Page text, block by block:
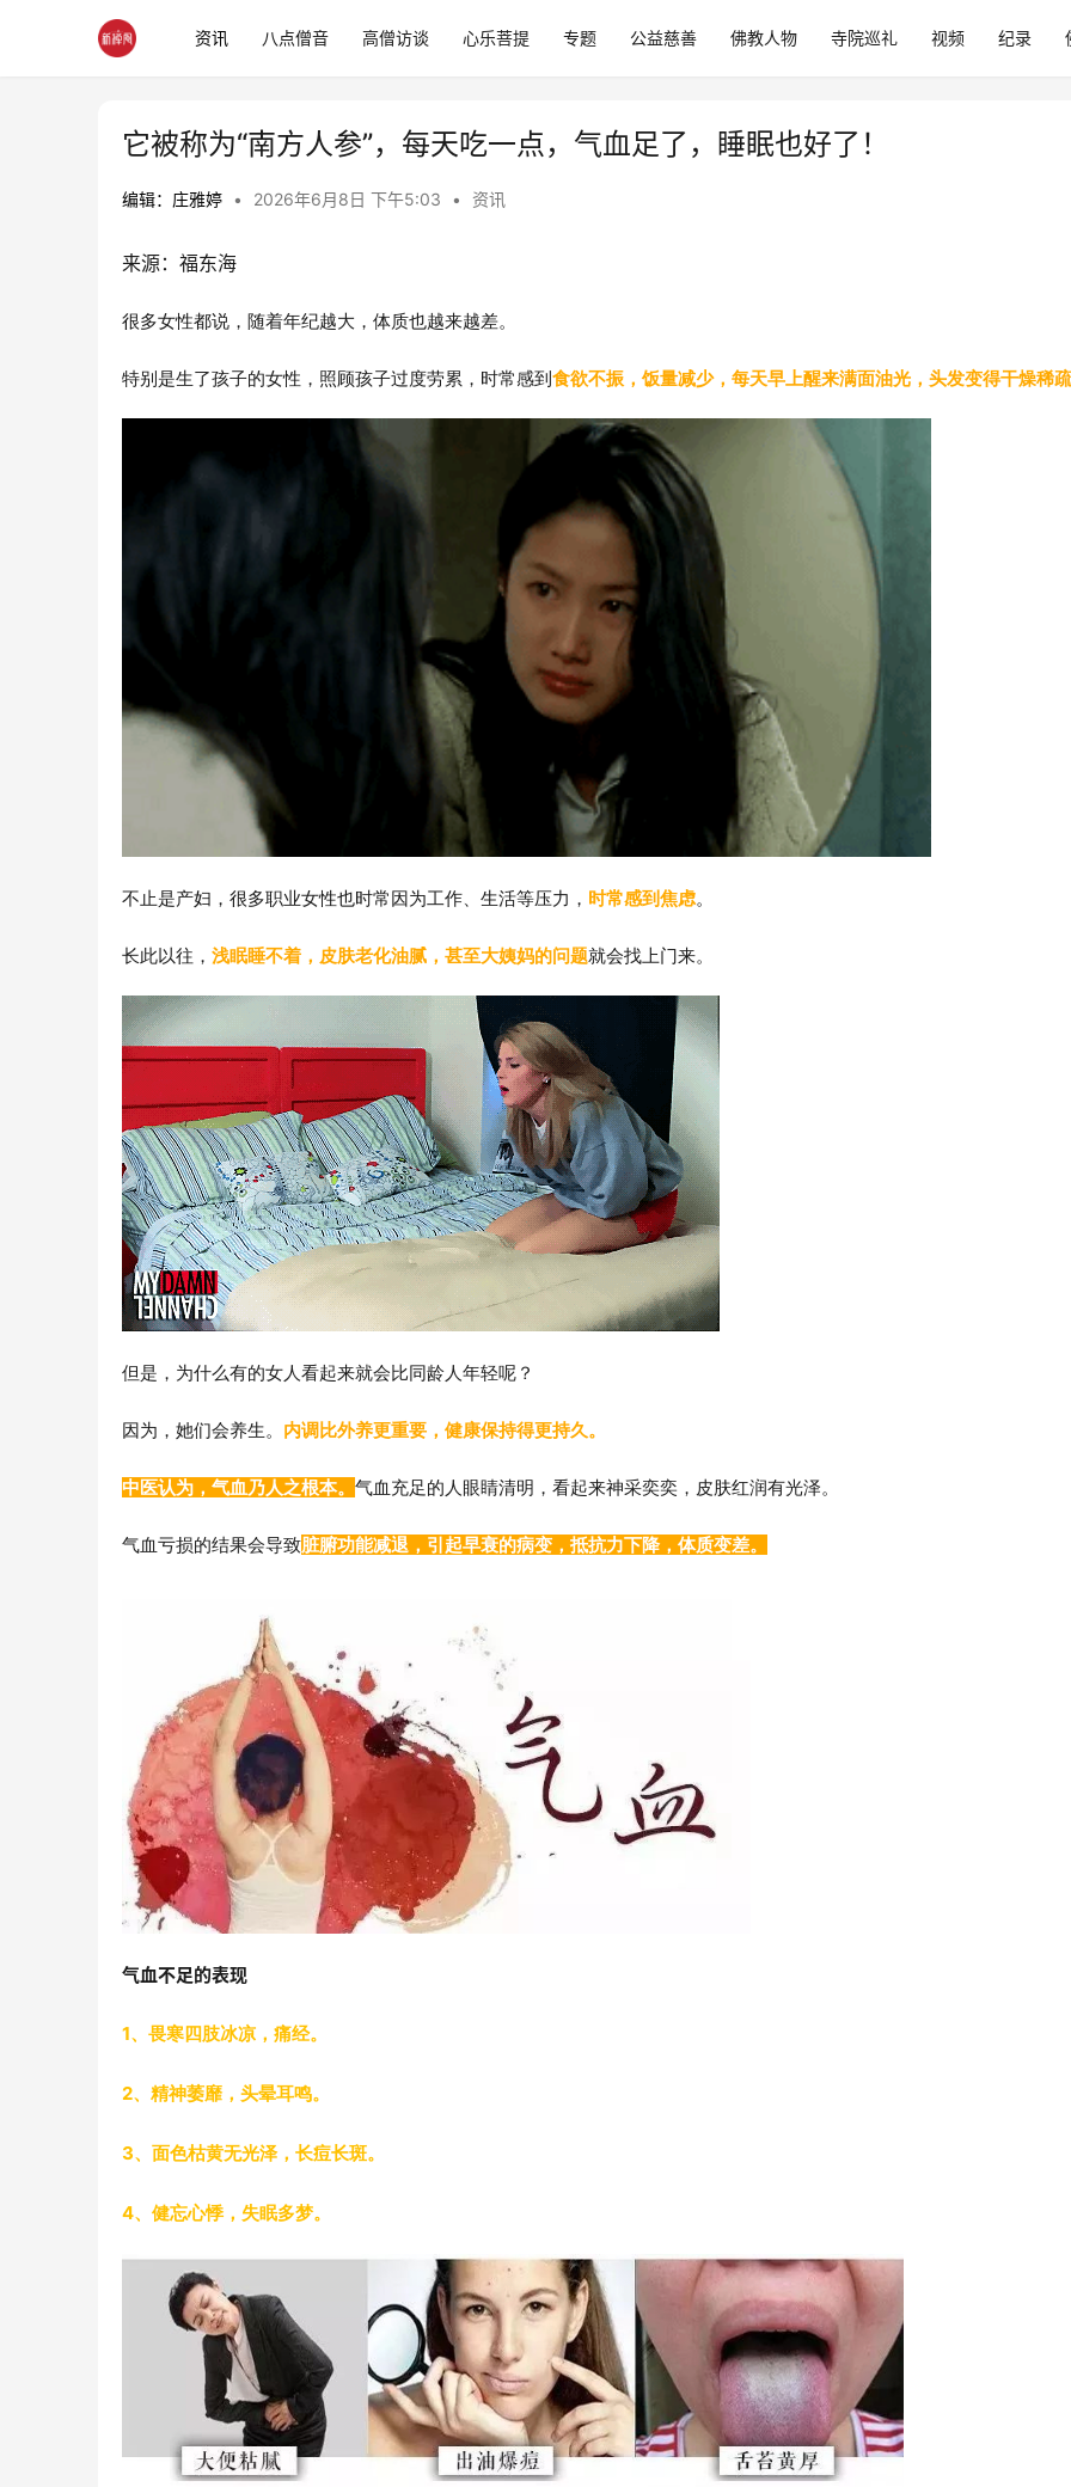
资讯 八点僧音 高僧访谈 心乐菩提 专题 公益慈善 佛教人物 寺院巡礼 视频 纪录
它被称为“南方人参”，每天吃一点，气血足了，睡眠也好了！
编辑：庄雅婷 • 2026年6月8日 下午5:03 • 资讯
来源：福东海
很多女性都说，随着年纪越大，体质也越来越差。
特别是生了孩子的女性，照顾孩子过度劳累，时常感到食欲不振，饭量减少，每天早上醒来满面油光，头发变得干燥稀疏
不止是产妇，很多职业女性也时常因为工作、生活等压力， 时常感到焦虑。
长此以往， 浅眠睡不着，皮肤老化油腻，甚至大姨妈的问题就会找上门来。
但是，为什么有的女人看起来就会比同龄人年轻呢？
因为，她们会养生。 内调比外养更重要，健康保持得更持久。
中医认为，气血乃人之根本。 气血充足的人眼睛清明，看起来神采奕奕，皮肤红润有光泽。
气血亏损的结果会导致脏腑功能减退，引起早衰的病变，抵抗力下降，体质变差。
气血不足的表现
1、畏寒四肢冰凉，痛经。
2、精神萎靡，头晕耳鸣。
3、面色枯黄无光泽，长痘长斑。
4、健忘心悸，失眠多梦。